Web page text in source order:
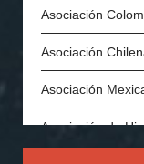
Asociación
Asociación
Asociación
Asociación de